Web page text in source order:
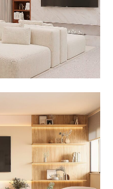
SOLUÇÕES DE
MORUMBI